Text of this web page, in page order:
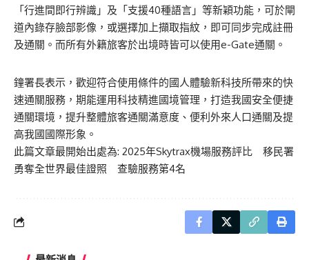
「行進間即行辨識」及「支援40種語言」等新穎功能，可於閘
道內錄存臉部影像，或選擇加上擷取指紋，即可同步完成註冊
及通關。而所有外籍旅客於出境時皆可以使用e-Gate通關。
鐘署長表示，歡迎符合使用條件的國人體驗新科技所帶來的快
速通關服務，期能運用科技精進國境管理，打造我國安全便捷
通關環境，提升整體旅客通關滿意度、便利外來人口通關及提
高我國國際形象。
此篇文章最開始出處為: 2025年Skytrax機場服務評比 移民署
勇奪全世界最佳證照 查驗服務第4名